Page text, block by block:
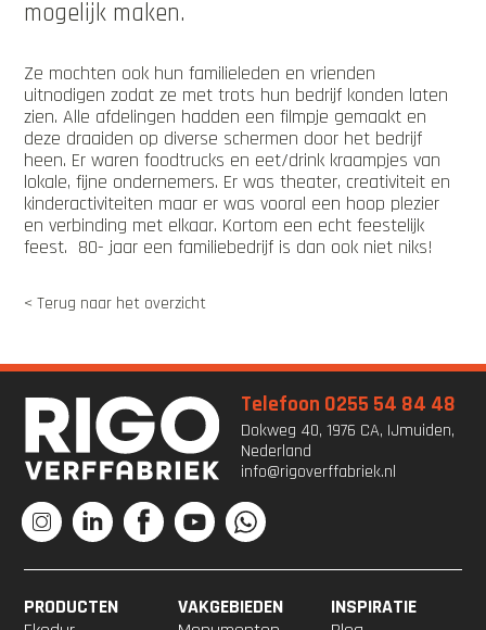
mogelijk maken.
Ze mochten ook hun familieleden en vrienden
uitnodigen zodat ze met trots hun bedrijf konden laten
zien. Alle afdelingen hadden een filmpje gemaakt en
deze draaiden op diverse schermen door het bedrijf
heen. Er waren foodtrucks en eet/drink kraampjes van
lokale, fijne ondernemers. Er was theater, creativiteit en
kinderactiviteiten maar er was vooral een hoop plezier
en verbinding met elkaar. Kortom een echt feestelijk
feest. 80- jaar een familiebedrijf is dan ook niet niks!
< Terug naar het overzicht
PRODUCTEN
VAKGEBIEDEN
INSPIRATIE
Telefoon 0255 54 84 48
Dokweg 40, 1976 CA, IJmuiden,
Nederland
info@rigoverffabriek.nl